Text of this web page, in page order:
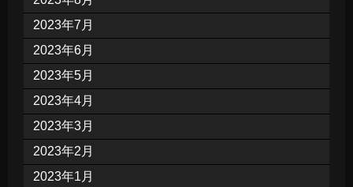
2023年7月
2023年6月
2023年5月
2023年4月
2023年3月
2023年2月
2023年1月